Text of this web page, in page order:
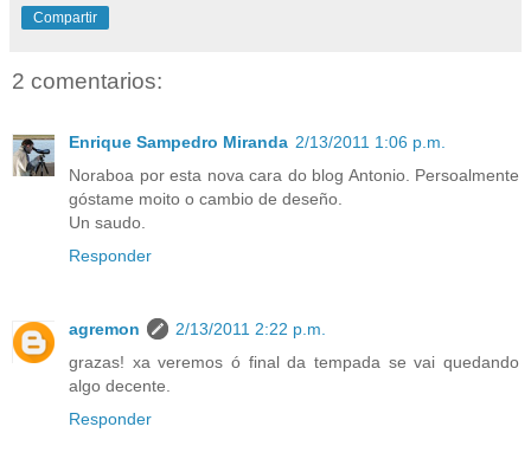
Compartir
2 comentarios:
Enrique Sampedro Miranda 2/13/2011 1:06 p.m.
Noraboa por esta nova cara do blog Antonio. Persoalmente
góstame moito o cambio de deseño.
Un saudo.
Responder
agremon
2/13/2011 2:22 p.m.
grazas! xa veremos ó final da tempada se vai quedando
algo decente.
Responder